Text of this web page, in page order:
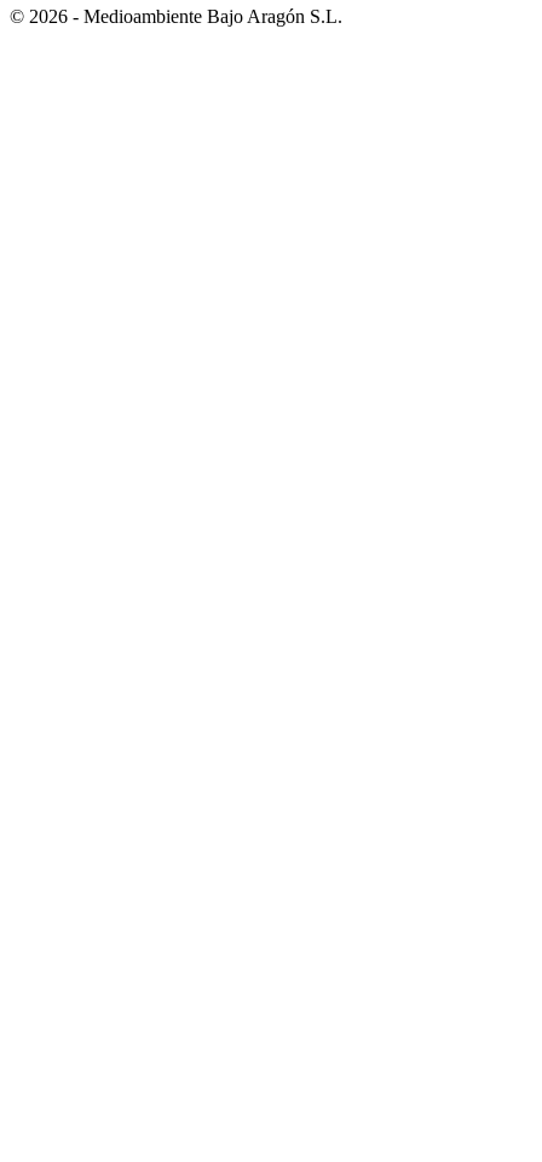
© 2026 - Medioambiente Bajo Aragón S.L.